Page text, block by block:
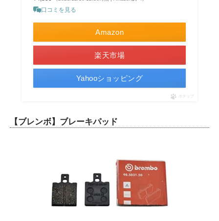
口コミを見る
Amazon
楽天市場
Yahooショッピング
ポチップ
【ブレンボ】ブレーキパッド